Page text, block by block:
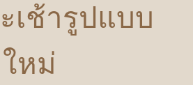
เช้ารูปแบบ
ใหม่